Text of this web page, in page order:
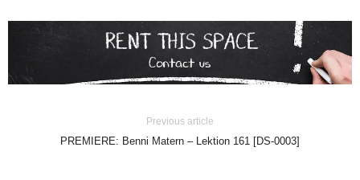
Previous article
PREMIERE: Benni Matern – Lektion 161 [DS-0003]